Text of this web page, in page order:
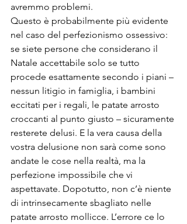
avremmo problemi.
Questo è probabilmente più evidente
nel caso del perfezionismo ossessivo:
se siete persone che considerano il
Natale accettabile solo se tutto
procede esattamente secondo i piani –
nessun litigio in famiglia, i bambini
eccitati per i regali, le patate arrosto
croccanti al punto giusto – sicuramente
resterete delusi. E la vera causa della
vostra delusione non sarà come sono
andate le cose nella realtà, ma la
perfezione impossibile che vi
aspettavate. Dopotutto, non c’è niente
di intrinsecamente sbagliato nelle
patate arrosto mollicce. L’errore ce lo